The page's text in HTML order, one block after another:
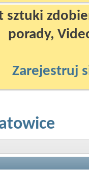
sztuki
porady,
Zarejestruj